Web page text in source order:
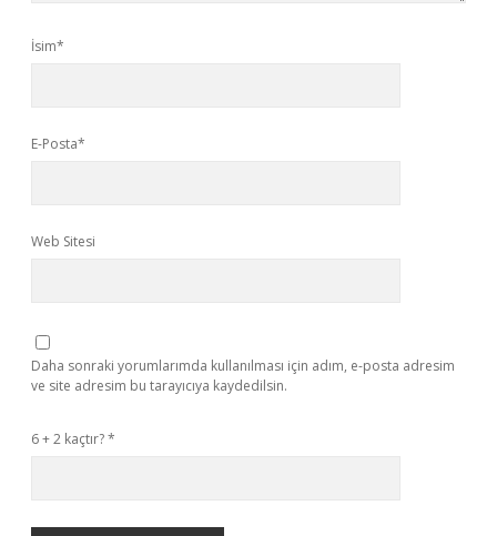
İsim*
E-Posta*
Web Sitesi
Daha sonraki yorumlarımda kullanılması için adım, e-posta adresim
ve site adresim bu tarayıcıya kaydedilsin.
6 + 2 kaçtır?*